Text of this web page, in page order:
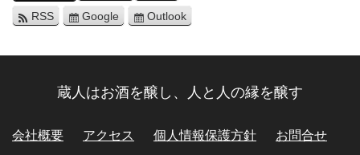
RSS Google Outlook
蔵人はお酒を醸し、人と人の縁を醸す
会社概要 アクセス 個人情報保護方針 お問合せ